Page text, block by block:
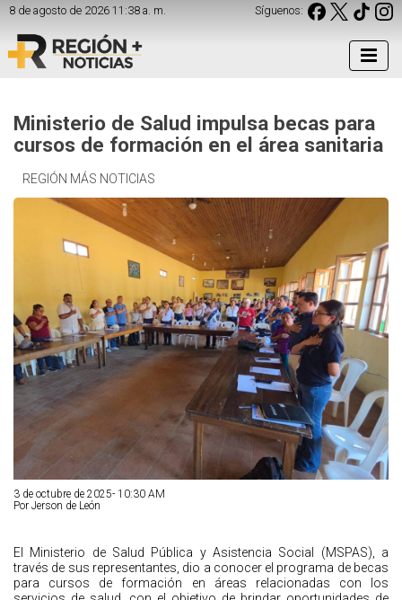
8 de agosto de 2026 11:38 a. m. Síguenos:
Ministerio de Salud impulsa becas para
cursos de formación en el área sanitaria
REGIÓN MÁS NOTICIAS
3 de octubre de 2025- 10:30 AM
Por Jerson de León
El Ministerio de Salud Pública y Asistencia Social (MSPAS), a
través de sus representantes, dio a conocer el programa de becas
para cursos de formación en áreas relacionadas con los